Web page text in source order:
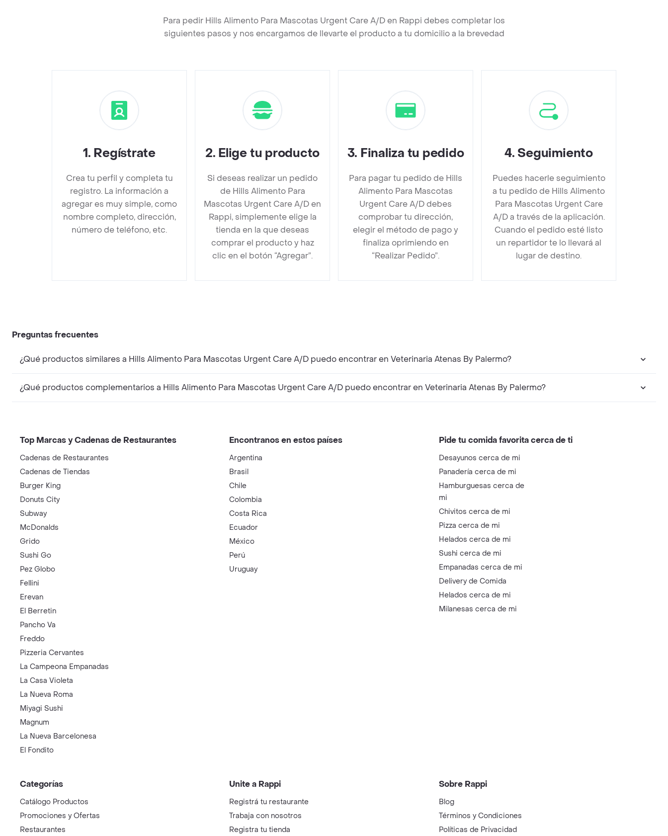
Para pedir Hills Alimento Para Mascotas Urgent Care A/D en Rappi debes completar los
siguientes pasos y nos encargamos de llevarte el producto a tu domicilio a la brevedad
1. Regístrate
Crea tu perfil y completa tu
registro. La información a
agregar es muy simple, como
nombre completo, dirección,
número de teléfono, etc.
2. Elige tu producto
Si deseas realizar un pedido
de Hills Alimento Para
Mascotas Urgent Care A/D en
Rappi, simplemente elige la
tienda en la que deseas
comprar el producto y haz
clic en el botón “Agregar”.
3. Finaliza tu pedido
Para pagar tu pedido de Hills
Alimento Para Mascotas
Urgent Care A/D debes
comprobar tu dirección,
elegir el método de pago y
finaliza oprimiendo en
“Realizar Pedido”.
4. Seguimiento
Puedes hacerle seguimiento
a tu pedido de Hills Alimento
Para Mascotas Urgent Care
A/D a través de la aplicación.
Cuando el pedido esté listo
un repartidor te lo llevará al
lugar de destino.
Preguntas frecuentes
¿Qué productos similares a Hills Alimento Para Mascotas Urgent Care A/D puedo encontrar en Veterinaria Atenas By Palermo?
¿Qué productos complementarios a Hills Alimento Para Mascotas Urgent Care A/D puedo encontrar en Veterinaria Atenas By Palermo?
Top Marcas y Cadenas de Restaurantes
Cadenas de Restaurantes
Cadenas de Tiendas
Burger King
Donuts City
Subway
McDonalds
Grido
Sushi Go
Pez Globo
Fellini
Erevan
El Berretin
Pancho Va
Freddo
Pizzeria Cervantes
La Campeona Empanadas
La Casa Violeta
La Nueva Roma
Miyagi Sushi
Magnum
La Nueva Barcelonesa
El Fondito
Encontranos en estos países
Argentina
Brasil
Chile
Colombia
Costa Rica
Ecuador
México
Perú
Uruguay
Pide tu comida favorita cerca de ti
Desayunos cerca de mi
Panadería cerca de mi
Hamburguesas cerca de
mi
Chivitos cerca de mi
Pizza cerca de mi
Helados cerca de mi
Sushi cerca de mi
Empanadas cerca de mi
Delivery de Comida
Helados cerca de mi
Milanesas cerca de mi
Categorías
Catálogo Productos
Promociones y Ofertas
Restaurantes
Unite a Rappi
Registrá tu restaurante
Trabaja con nosotros
Registra tu tienda
Sobre Rappi
Blog
Términos y Condiciones
Políticas de Privacidad